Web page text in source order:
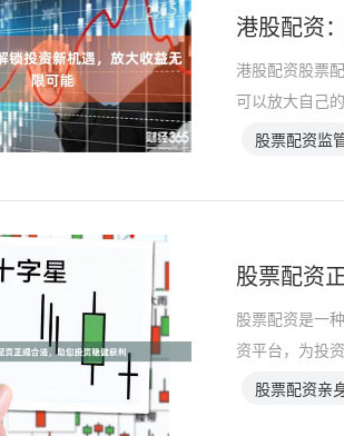
港股配资
港股配资股票
可以放大自己
股票配资监
股票配资
股票配资是一
资平台，为投
股票配资亲